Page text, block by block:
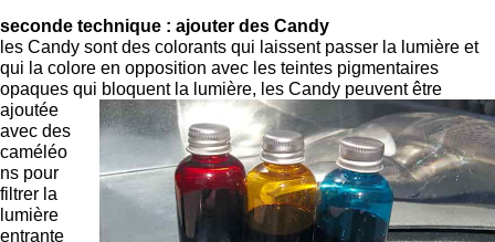
seconde technique : ajouter des Candy
les Candy sont des colorants qui laissent passer la lumière et
qui la colore en opposition avec les teintes pigmentaires
opaques qui bloquent la lumière, les Candy peuvent être
ajoutée
avec des
caméléo
ns pour
filtrer la
lumière
entrante